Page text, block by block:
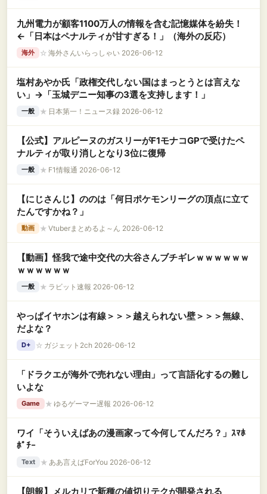
九州電力が顧客1100万人の情報を含む記憶媒体を紛失！
←「日本はペナルティが甘すぎる！」（海外の反応）
海外 ☆ 海外さんいらっしゃい 2026-06-12
塩村あやか氏「政権交代しない国はまっとうとは言えな
い」→「玉城デニー知事の3選を支持します！」
一般 ★ 日本第一！ニュース録 2026-06-12
【公式】アルピーヌのガスリーがF1モナコGPで受けたペ
ナルティが取り消しとなり3位に復帰
一般 ★ F1情報通 2026-06-12
【にじさんじ】ののは「何日ポケモンリーグの頂点に立て
たんですかね？」
動画 ★ Vtuberまとめるよ～ん 2026-06-12
【動画】怪我で途中交代の大谷さんブチギレｗｗｗｗｗｗ
ｗｗｗｗｗｗ
一般 ★ ラビット速報 2026-06-12
やっぱイヤホンは有線＞＞＞越えられない壁＞＞＞無線、
だよな？
D+ ☆ ガジェット2ch 2026-06-12
「ドラクエが海外で売れない理由」って言語化するの難し
いよな
Game ★ ゆるゲーマー遅報 2026-06-12
ワイ「そういえばあの漫画家って今何してんだろ？」ｽﾏﾎ
ﾎﾟﾁｰ
Text ★ ああ言えばForYou 2026-06-12
【朗報】メルカリで新種の値切りテクが開発される